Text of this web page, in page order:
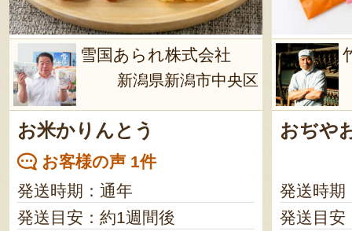
雪国あられ株式会社
新潟県新潟市中央区
お米かりんとう
お客様の声 1件
発送時期：通年
発送目安：約1週間後
おぢや
発送時期
発送目安